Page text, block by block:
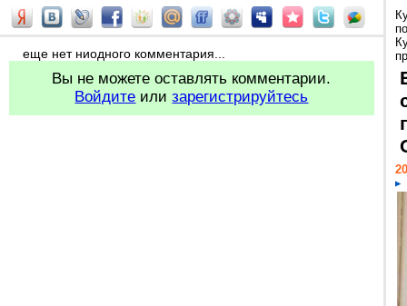
еще нет ниодного комментария...
Вы не можете оставлять комментарии.
Войдите илизарегистрируйтесь